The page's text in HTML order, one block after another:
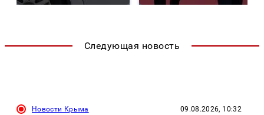
Следующая новость
Новости Крыма 09.08.2026, 10:32